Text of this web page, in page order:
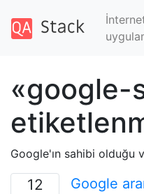
«google-
Google'ın sahibi olduğu
12 Google